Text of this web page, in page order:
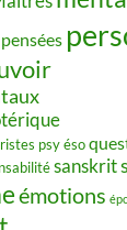
pensées
psy éso
sanskrit
émotions